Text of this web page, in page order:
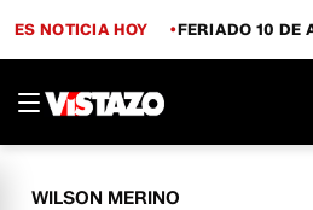
ES NOTICIA HOY FERIADO 10 DE
WILSON MERINO